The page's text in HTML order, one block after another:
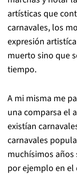
artísticas que
carnavales, los
expresión
muerto sino que
tiempo.
A mi misma me
una comparsa el
existían
carnavales
muchísimos años
por ejemplo en el